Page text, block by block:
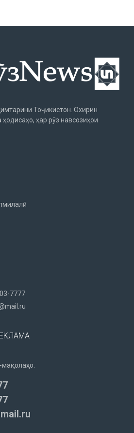
Тоҷикистон. Охирин
ҳар рӯз навсозиҳои
7777
мақолаҳо: